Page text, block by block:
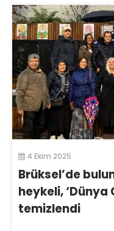
4 Ekim 2025
Brüksel’de
heykeli, ‘Dünya
temizlendi